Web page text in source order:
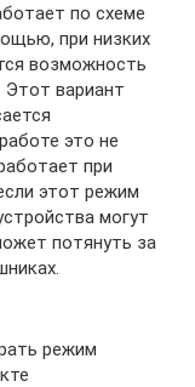
по схеме
при низких
возможность
Этот вариант
это не
при
этот режим
могут
потянуть за
режим